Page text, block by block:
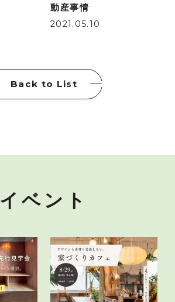
動産事情
2021.05.10
Back to List
イベント